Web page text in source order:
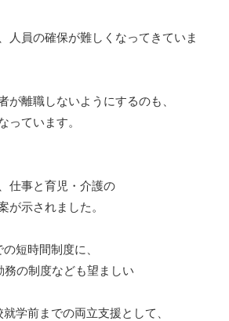
人員の確保が難しくなってきていま
が離職しないようにするのも、
っています。
仕事と育児・介護の
が示されました。
短時間制度に、
の制度なども望ましい
学前までの両立支援として、